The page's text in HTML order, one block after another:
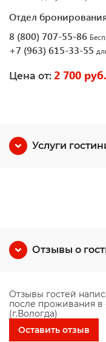
Отдел
8 (800) 707-55-86
+7 (963) 615-33-55
Цена от: 2 700 руб.
Услуги
Отзывы о
Отзывы гостей
после проживания
(г.Вологда)
Оставить отзыв